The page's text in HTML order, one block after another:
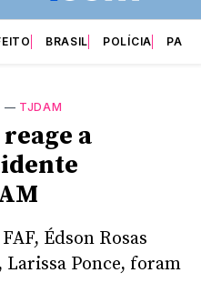
BRASIL POLÍCIA
— TJDAM
a
Édson Rosas
Ponce, foram